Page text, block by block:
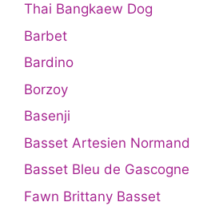
Thai Bangkaew Dog
Barbet
Bardino
Borzoy
Basenji
Basset Artesien Normand
Basset Bleu de Gascogne
Fawn Brittany Basset